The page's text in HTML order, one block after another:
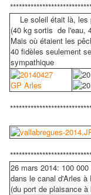
Le soleil était là, les
(40 kg sortis de l'eau,
Mais où étaient les
40 fidèles seulement
sympathique
26 mars 2014: 100
dans le canal d'Arles à
(du port de plaisance